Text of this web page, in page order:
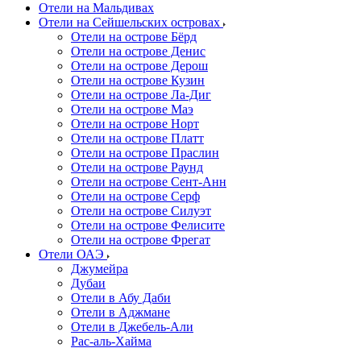
Отели на Мальдивах
Отели на Сейшельских островах
Отели на острове Бёрд
Отели на острове Денис
Отели на острове Дерош
Отели на острове Кузин
Отели на острове Ла-Диг
Отели на острове Маэ
Отели на острове Норт
Отели на острове Платт
Отели на острове Праслин
Отели на острове Раунд
Отели на острове Сент-Анн
Отели на острове Серф
Отели на острове Силуэт
Отели на острове Фелисите
Отели на острове Фрегат
Отели ОАЭ
Джумейра
Дубаи
Отели в Абу Даби
Отели в Аджмане
Отели в Джебель-Али
Рас-аль-Хайма